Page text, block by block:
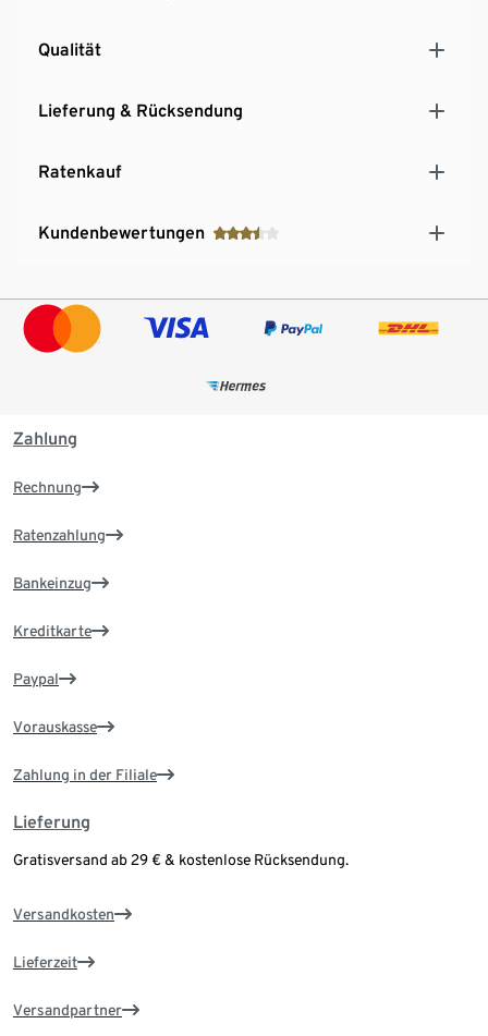
Qualität
Lieferung & Rücksendung
Ratenkauf
Kundenbewertungen
Zahlung
Rechnung
Ratenzahlung
Bankeinzug
Kreditkarte
Paypal
Vorauskasse
Zahlung in der Filiale
Lieferung
Gratisversand ab 29 € & kostenlose Rücksendung.
Versandkosten
Lieferzeit
Versandpartner